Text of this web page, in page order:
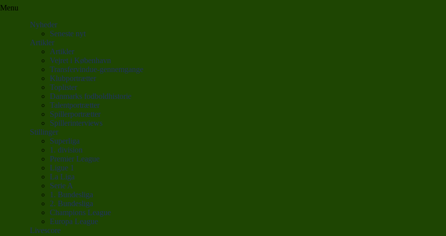
Menu
Nyheder
Seneste nyt
Artikler
Artikler
Vejret i København
Transfervindue-gennemgange
Klubportrætter
Toplister
Danmarks fodboldhistorie
Talentportrætter
Spillerportrætter
Spillerinterviews
Stillinger
Superliga
1. division
Premier League
Ligue 1
La Liga
Serie A
1. Bundesliga
2. Bundesliga
Champions League
Europa League
Livescore